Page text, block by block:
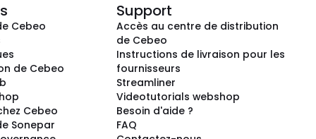
Cebeo
de Cebeo
Cebeo
Sonepar
Support
Accès au centre de distribution
de Cebeo
Instructions de livraison pour les
fournisseurs
Streamliner
Videotutorials webshop
Besoin d'aide ?
FAQ